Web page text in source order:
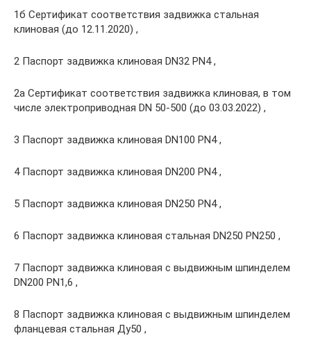
1б Сертификат соответствия задвижка стальная
клиновая (до 12.11.2020) ,
2 Паспорт задвижка клиновая DN32 PN4 ,
2а Сертификат соответствия задвижка клиновая, в том
числе электроприводная DN 50-500 (до 03.03.2022) ,
3 Паспорт задвижка клиновая DN100 PN4 ,
4 Паспорт задвижка клиновая DN200 PN4 ,
5 Паспорт задвижка клиновая DN250 PN4 ,
6 Паспорт задвижка клиновая стальная DN250 PN250 ,
7 Паспорт задвижка клиновая с выдвижным шпинделем
DN200 PN1,6 ,
8 Паспорт задвижка клиновая с выдвижным шпинделем
фланцевая стальная Ду50 ,